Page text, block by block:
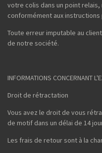
votre colis dans un point
conformément aux
Toute erreur imputable au
de notre société.
INFORMATIONS CONCERNANT
Droit de rétractation
Vous avez le droit de vous
de motif dans un délai de 14
Les frais de retour sont à la